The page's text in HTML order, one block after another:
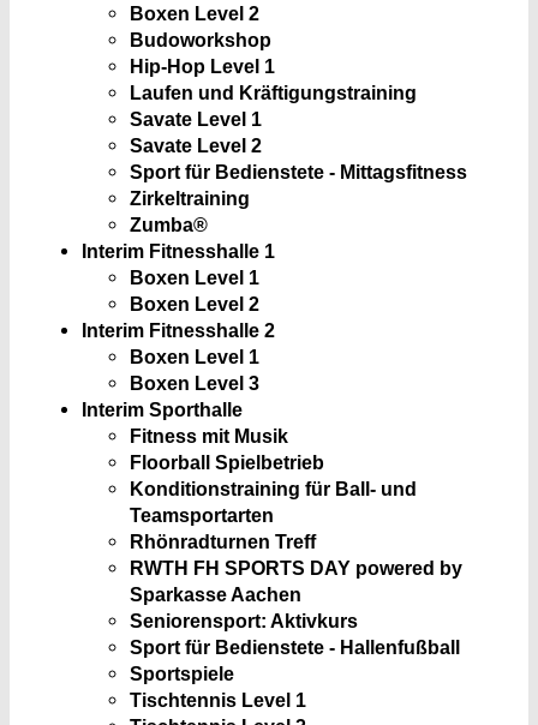
Boxen Level 2
Budoworkshop
Hip-Hop Level 1
Laufen und Kräftigungstraining
Savate Level 1
Savate Level 2
Sport für Bedienstete - Mittagsfitness
Zirkeltraining
Zumba®
Interim Fitnesshalle 1
Boxen Level 1
Boxen Level 2
Interim Fitnesshalle 2
Boxen Level 1
Boxen Level 3
Interim Sporthalle
Fitness mit Musik
Floorball Spielbetrieb
Konditionstraining für Ball- und
Teamsportarten
Rhönradturnen Treff
RWTH FH SPORTS DAY powered by
Sparkasse Aachen
Seniorensport: Aktivkurs
Sport für Bedienstete - Hallenfußball
Sportspiele
Tischtennis Level 1